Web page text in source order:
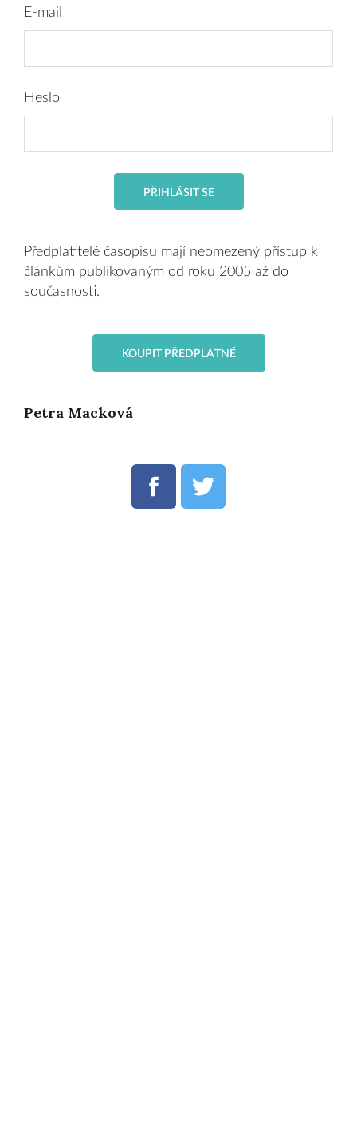
E-mail
Heslo
PŘIHLÁSIT SE
Předplatitelé časopisu mají neomezený přístup k
článkům publikovaným od roku 2005 až do
současnosti.
KOUPIT PŘEDPLATNÉ
Petra Macková